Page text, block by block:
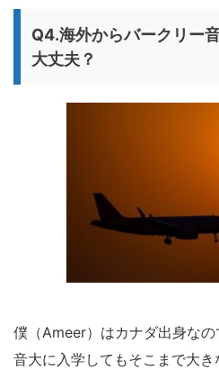
Q4.海外からバークリー
大丈夫？
僕（Ameer）はカナダ出身な
音大に入学してもそこまで大